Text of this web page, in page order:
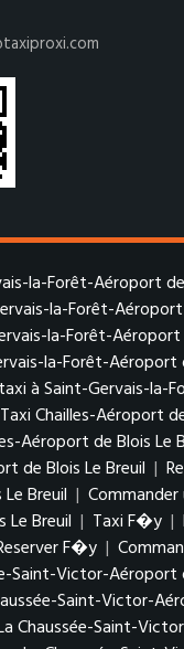
la-Forêt-Aéroport
la-Forêt-Aéroport
la-Forêt-Aéroport
la-Forêt-Aéroport
à Saint-Gervais-la-
Taxi Chailles-Aéroport
Aéroport de Blois Le
de Blois Le Breuil |
Breuil |
Breuil | Taxi F�y |
F�y |
Saint-Victor-Aéroport
Saint-Victor-
Chaussée-Saint-